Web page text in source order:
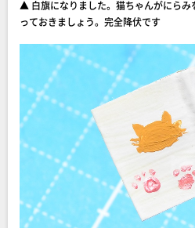
▲ 白旗になりました。猫ちゃんがにらみ
っておきましょう。完全降伏です